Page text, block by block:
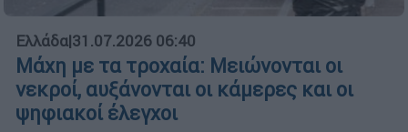
Ελλάδα|31.07.2026 06:40
Μάχη με τα τροχαία: Μειώνονται οι
νεκροί, αυξάνονται οι κάμερες και οι
ψηφιακοί έλεγχοι